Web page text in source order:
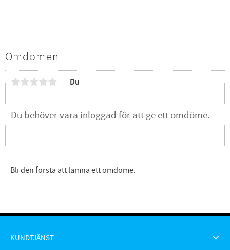
Omdömen
Du
Bli den första att lämna ett omdöme.
KUNDTJÄNST